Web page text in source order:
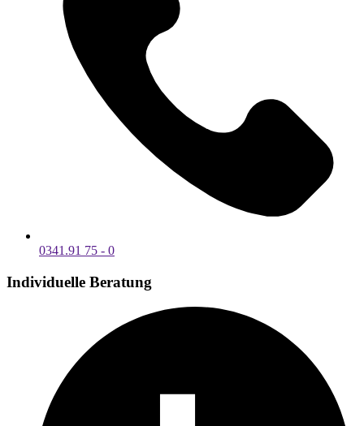
0341.91 75 - 0
Individuelle Beratung